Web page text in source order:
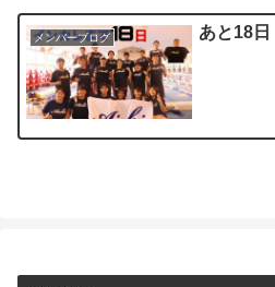
メンバーブログ あと18日